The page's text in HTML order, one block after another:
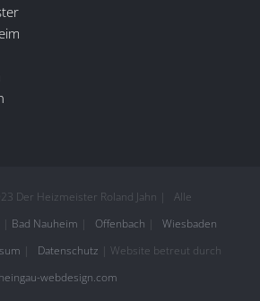
Der Heizmeister Roland Jahn | Alle
Bad Nauheim Offenbach
Wiesbaden
Datenschutz | Website betreut durch
webdesign.com